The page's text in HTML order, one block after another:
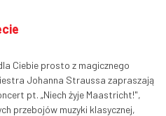
Ciebie prosto z magicznego
Johanna Straussa zapraszają
pt. „Niech żyje Maastricht!",
przebojów muzyki klasycznej,